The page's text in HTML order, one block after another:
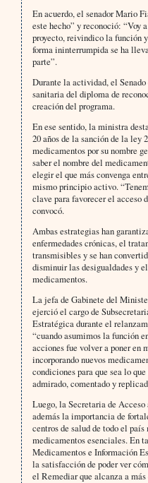
En acuerdo, el senador Mario
este hecho” y reconoció: “Voy
proyecto, reivindico la función
forma ininterrumpida se ha
parte”.
Durante la actividad, el
sanitaria del diploma de
creación del programa.
En ese sentido, la ministra
20 años de la sanción de la ley
medicamentos por su nombre
saber el nombre del
elegir el que más convenga
mismo principio activo.
clave para favorecer el acceso
convocó.
Ambas estrategias han
enfermedades crónicas, el
transmisibles y se han
disminuir las desigualdades y
medicamentos.
La jefa de Gabinete del
ejerció el cargo de
Estratégica durante el
“cuando asumimos la función
acciones fue volver a poner en
incorporando nuevos
condiciones para que sea lo
admirado, comentado y
Luego, la Secretaria de
además la importancia de
centros de salud de todo el
medicamentos esenciales. En
Medicamentos e Información
la satisfacción de poder ver
el Remediar que alcanza a